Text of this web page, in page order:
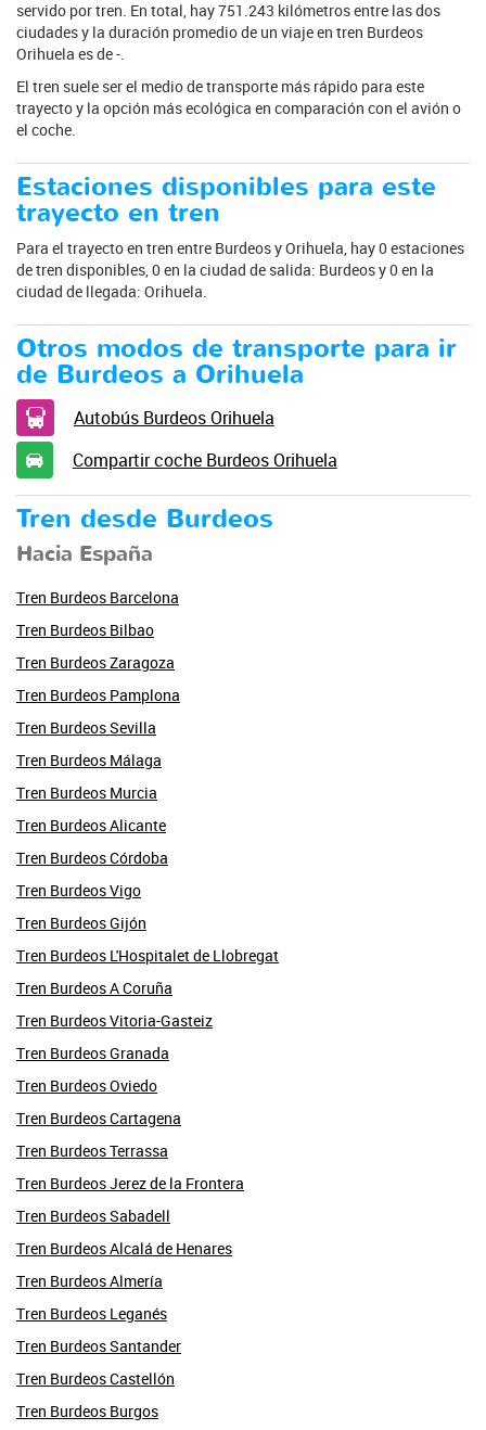
servido por tren. En total, hay 751.243 kilómetros entre las dos
ciudades y la duración promedio de un viaje en tren Burdeos
Orihuela es de -.
El tren suele ser el medio de transporte más rápido para este
trayecto y la opción más ecológica en comparación con el avión o
el coche.
Estaciones disponibles para este
trayecto en tren
Para el trayecto en tren entre Burdeos y Orihuela, hay 0 estaciones
de tren disponibles, 0 en la ciudad de salida: Burdeos y 0 en la
ciudad de llegada: Orihuela.
Otros modos de transporte para ir
de Burdeos a Orihuela
Autobús Burdeos Orihuela
Compartir coche Burdeos Orihuela
Tren desde Burdeos
Hacia España
Tren Burdeos Barcelona
Tren Burdeos Bilbao
Tren Burdeos Zaragoza
Tren Burdeos Pamplona
Tren Burdeos Sevilla
Tren Burdeos Málaga
Tren Burdeos Murcia
Tren Burdeos Alicante
Tren Burdeos Córdoba
Tren Burdeos Vigo
Tren Burdeos Gijón
Tren Burdeos L'Hospitalet de Llobregat
Tren Burdeos A Coruña
Tren Burdeos Vitoria-Gasteiz
Tren Burdeos Granada
Tren Burdeos Oviedo
Tren Burdeos Cartagena
Tren Burdeos Terrassa
Tren Burdeos Jerez de la Frontera
Tren Burdeos Sabadell
Tren Burdeos Alcalá de Henares
Tren Burdeos Almería
Tren Burdeos Leganés
Tren Burdeos Santander
Tren Burdeos Castellón
Tren Burdeos Burgos